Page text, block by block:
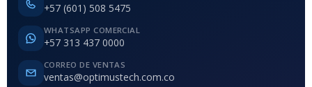
+57 (601) 508 5475
WHATSAPP COMERCIAL
+57 313 437 0000
CORREO DE VENTAS
ventas@optimustech.com.co